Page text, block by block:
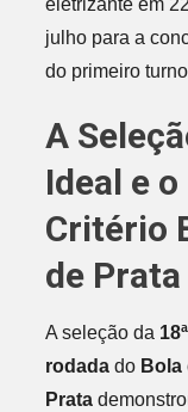
eletrizante em
julho para a
do primeiro
A
Ideal e o
Critério
de Prata
A seleção da 18ª
rodadado Bola
Prata